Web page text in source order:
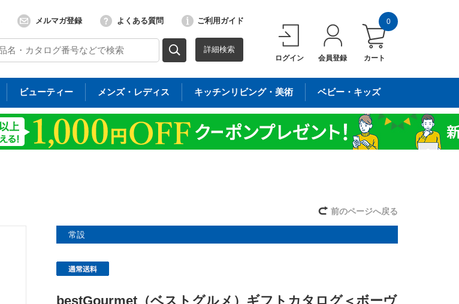
詳細検索
メルマガ登録 よくある質問 ご利用ガイド
ログイン 会員登録 カート
0
ビューティー メンズ・レディス キッチンリビング・美術 ベビー・キッズ
前のページへ戻る
常設
bestGourmet（ベストグルメ）ギフトカタログ＜ボーヴ